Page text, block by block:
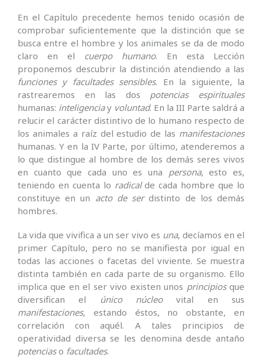
En el Capítulo precedente hemos tenido ocasión de
comprobar suficientemente que la distinción que se
busca entre el hombre y los animales se da de modo
claro en el cuerpo humano. En esta Lección
proponemos descubrir la distinción atendiendo a las
funciones y facultades sensibles. En la siguiente, la
rastrearemos en las dos potencias espirituales
humanas: inteligenciay voluntad. En la III Parte saldrá a
relucir el carácter distintivo de lo humano respecto de
los animales a raíz del estudio de las manifestaciones
humanas. Y en la IV Parte, por último, atenderemos a
lo que distingue al hombre de los demás seres vivos
en cuanto que cada uno es una persona, esto es,
teniendo en cuenta lo radicalde cada hombre que lo
constituye en un acto de serdistinto de los demás
hombres.
La vida que vivifica a un ser vivo es una, decíamos en el
primer Capítulo, pero no se manifiesta por igual en
todas las acciones o facetas del viviente. Se muestra
distinta también en cada parte de su organismo. Ello
implica que en el ser vivo existen unos principiosque
diversifican el único núcleovital en sus
manifestaciones, estando éstos, no obstante, en
correlación con aquél. A tales principios de
operatividad diversa se les denomina desde antaño
potenciaso facultades.